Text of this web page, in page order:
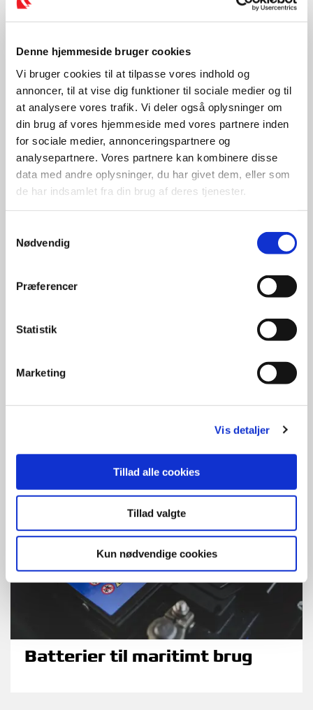
Denne hjemmeside bruger cookies
Vi bruger cookies til at tilpasse vores indhold og
annoncer, til at vise dig funktioner til sociale medier og til
at analysere vores trafik. Vi deler også oplysninger om
din brug af vores hjemmeside med vores partnere inden
for sociale medier, annonceringspartnere og
analysepartnere. Vores partnere kan kombinere disse
data med andre oplysninger, du har givet dem, eller som
de har indsamlet fra din brug af deres tjenester.
Nødvendig
Præferencer
Statistik
Marketing
Vis detaljer
Tillad alle cookies
Tillad valgte
Kun nødvendige cookies
El om bord
Batterier til maritimt brug